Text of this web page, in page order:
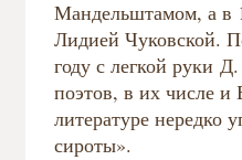
Мандельштамом, а в
Лидией Чуковской.
году с легкой руки
поэтов, в их числе и
литературе нередко
сироты».